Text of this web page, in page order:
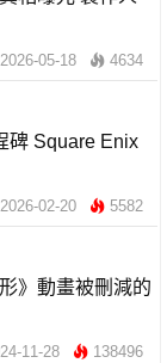
2026-05-18 4634
碑 Square Enix
2026-02-20 5582
》動畫被刪減的
11-28 138496